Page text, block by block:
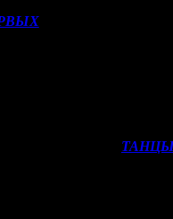
(BZL/FOX)
четверга. Для
8–8,5 млн рублей.